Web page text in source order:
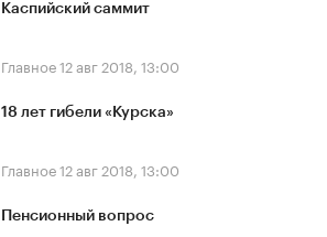
Каспийский саммит
Главное12 авг 2018, 13:00
18 лет гибели «Курска»
Главное12 авг 2018, 13:00
Пенсионный вопрос